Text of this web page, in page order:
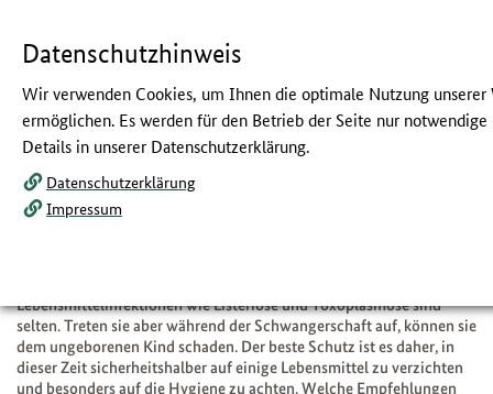
und
Service
Listeriose und Toxoplasmose:
Was können Schwangere zur
Vorbeugung tun?
Lebensmittelinfektionen wie Listeriose und Toxoplasmose sind
selten. Treten sie aber während der Schwangerschaft auf, können sie
dem ungeborenen Kind schaden. Der beste Schutz ist es daher, in
dieser Zeit sicherheitshalber auf einige Lebensmittel zu verzichten
und besonders auf die Hygiene zu achten. Welche Empfehlungen
Datenschutzhinweis
Wir verwenden Cookies, um Ihnen die optimale Nutzung unserer
ermöglichen. Es werden für den Betrieb der Seite nur notwendige
Details in unserer Datenschutzerklärung.
Datenschutzerklärung
Impressum